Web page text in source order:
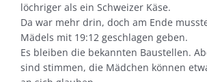
löchriger als ein Schweizer Käse.
Da war mehr drin, doch am Ende
Mädels mit 19:12 geschlagen geben.
Es bleiben die bekannten Baustellen.
sind stimmen, die Mädchen können